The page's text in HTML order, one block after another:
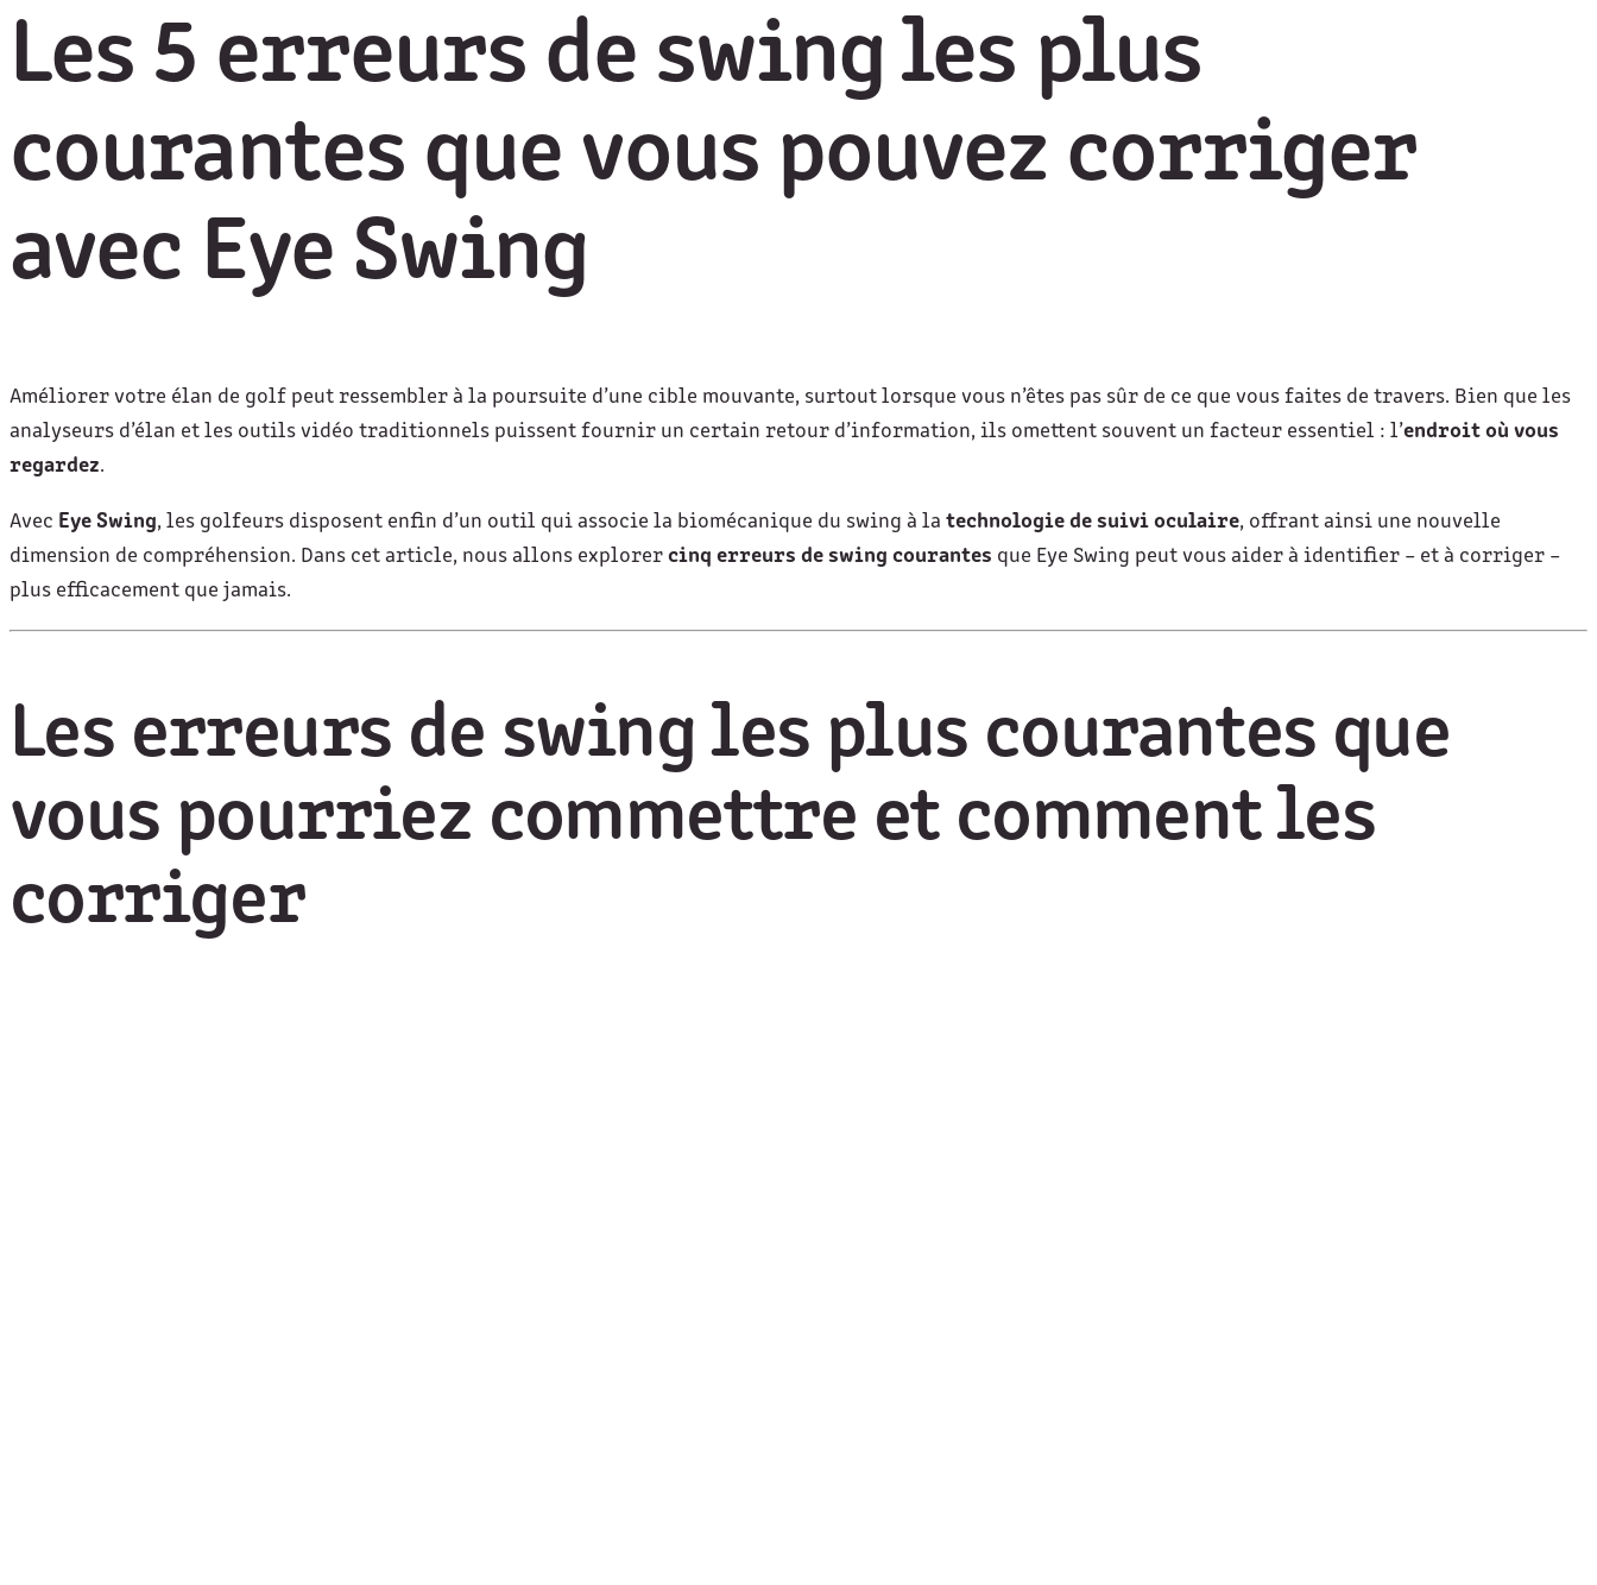
Les 5 erreurs de swing les plus
courantes que vous pouvez corriger
avec Eye Swing
Améliorer votre élan de golf peut ressembler à la poursuite d’une cible mouvante, surtout lorsque vous n’êtes pas sûr de ce que vous faites de travers. Bien que les
analyseurs d’élan et les outils vidéo traditionnels puissent fournir un certain retour d’information, ils omettent souvent un facteur essentiel : l’endroit où vous
regardez.
Avec Eye Swing, les golfeurs disposent enfin d’un outil qui associe la biomécanique du swing à la technologie de suivi oculaire, offrant ainsi une nouvelle
dimension de compréhension. Dans cet article, nous allons explorer cinq erreurs de swing courantes que Eye Swing peut vous aider à identifier – et à corriger –
plus efficacement que jamais.
Les erreurs de swing les plus courantes que
vous pourriez commettre et comment les
corriger